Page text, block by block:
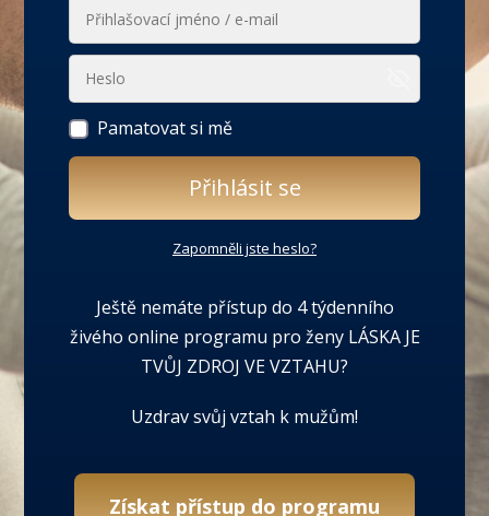
Pamatovat si mě
Přihlásit se
Zapomněli jste heslo?
Ještě nemáte přístup do 4 týdenního
živého online programu pro ženy LÁSKA JE
TVŮJ ZDROJ VE VZTAHU?
Uzdrav svůj vztah k mužům!
Získat přístup do programu